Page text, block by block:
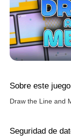
Sobre este juego
Draw the Line and
Seguridad de